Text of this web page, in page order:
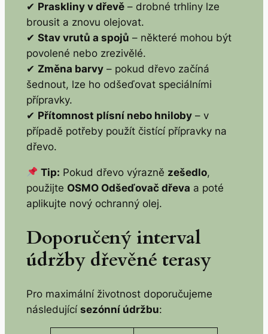
✔ Praskliny v dřevě– drobné trhliny lze
brousit a znovu olejovat.
✔ Stav vrutů a spojů – některé mohou být
povolené nebo zrezivělé.
✔ Změna barvy– pokud dřevo začíná
šednout, lze ho odšeďovat speciálními
přípravky.
✔ Přítomnost plísní nebo hniloby– v
případě potřeby použít čistící přípravky na
dřevo.
Tip: Pokud dřevo výrazně zešedlo,
použijte OSMO Odšeďovač dřeva a poté
aplikujte nový ochranný olej.
Doporučený interval
údržby dřevěné terasy
Pro maximální životnost doporučujeme
následující sezónní údržbu: